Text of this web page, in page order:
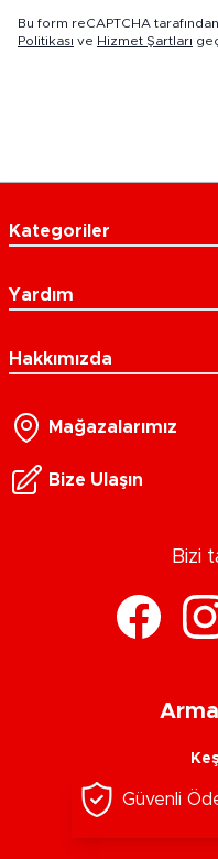
Bu form reCAPTCHA
Politikası ve Hizmet Şartları
Kategoriler
Yardım
Hakkımızda
Mağazalarımız
Bize Ulaşın
Bizi
Güvenli